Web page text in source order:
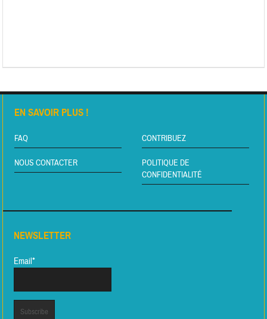
EN SAVOIR PLUS !
FAQ CONTRIBUEZ
NOUS CONTACTER
POLITIQUE DE
CONFIDENTIALITÉ
NEWSLETTER
Email*